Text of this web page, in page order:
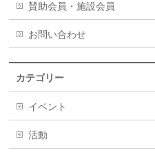
賛助会員・施設会員
お問い合わせ
カテゴリー
イベント
活動